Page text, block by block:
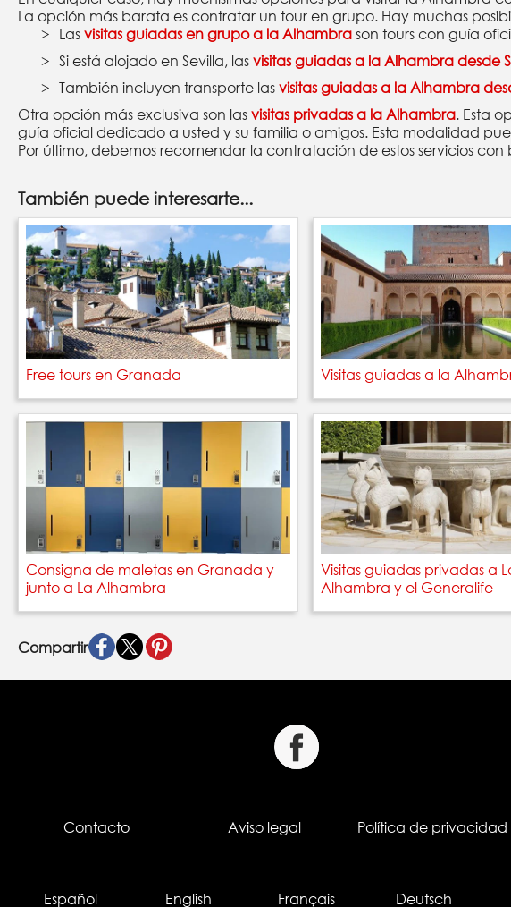
La opción más barata es contratar un tour en grupo. Hay muchas
Lasvisitas guiadas en grupo a la Alhambra son tours con guía
Si está alojado en Sevilla, lasvisitas guiadas a la Alhambra desde
También incluyen transporte lasvisitas guiadas a la Alhambra
Otra opción más exclusiva son lasvisitas privadas a la Alhambra. Esta
guía oficial dedicado a usted y su familia o amigos. Esta modalidad
Por último, debemos recomendar la contratación de estos servicios
También puede interesarte...
Free tours en Granada Visitas guiadas a la
Consigna de maletas en Granada y
junto a La Alhambra
Visitas guiadas privadas a
Alhambra y el Generalife
Compartir
Contacto Aviso legal Política de privacidad
Español English Français Deutsch